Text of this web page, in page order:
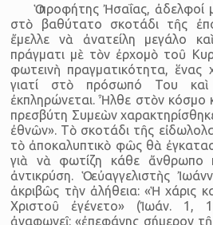
Ὁ προφήτης Ἠσαΐας, ἀδελφοί
στὸ βαθύτατο σκοτάδι τῆς
ἔμελλε νὰ ἀνατείλη μεγάλο
πράγματι μὲ τὸν ἐρχομὸ τοῦ
φωτεινὴ πραγματικότητα, ἕνας
γιατί στὸ πρόσωπό Του
ἐκπληρώνεται. Ἦλθε στὸν κόσμο
πρεσβύτη Συμεὼν
ἐθνῶν». Τὸ σκοτάδι τῆς
τὸ ἀποκαλυπτικὸ φῶς θὰ
γιὰ νὰ φωτίζη κάθε
ἀντικρύση. Ὁ εὐαγγελιστὴς
ἀκριβῶς τὴν ἀλήθεια: «Ἡ χάρις
Χριστοῦ ἐγένετο» (Ἰωάν. 1,
ἀναφωνεῖ: «ἐπεφάνης σήμερον